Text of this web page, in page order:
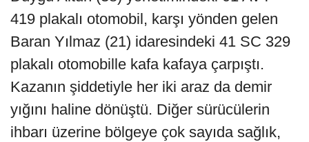
419 plakalı otomobil, karşı yönden gelen
Baran Yılmaz (21) idaresindeki 41 SC 329
plakalı otomobille kafa kafaya çarpıştı.
Kazanın şiddetiyle her iki araz da demir
yığını haline dönüştü. Diğer sürücülerin
ihbarı üzerine bölgeye çok sayıda sağlık,